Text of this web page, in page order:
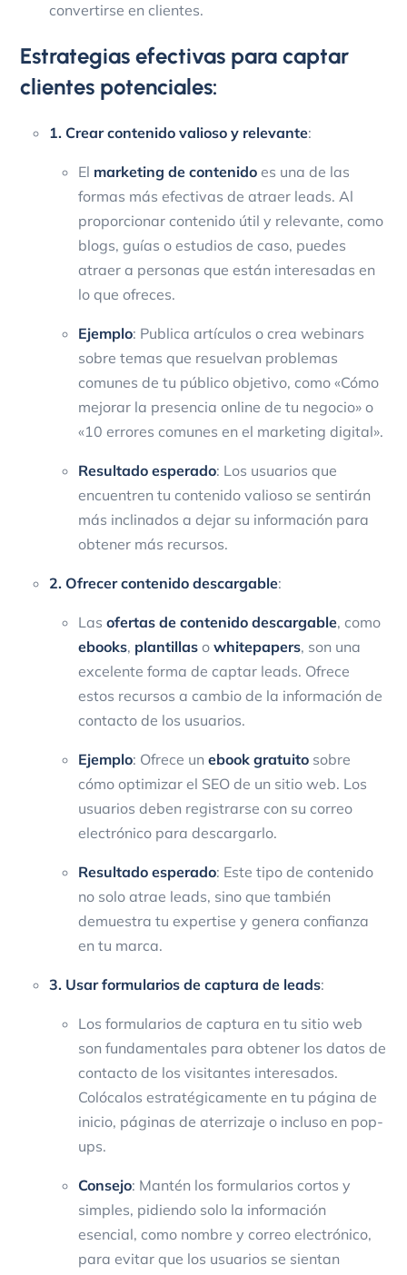
convertirse en clientes.
Estrategias efectivas para captar
clientes potenciales:
1. Crear contenido valioso y relevante:
El marketing de contenido es una de las
formas más efectivas de atraer leads. Al
proporcionar contenido útil y relevante, como
blogs, guías o estudios de caso, puedes
atraer a personas que están interesadas en
lo que ofreces.
Ejemplo: Publica artículos o crea webinars
sobre temas que resuelvan problemas
comunes de tu público objetivo, como «Cómo
mejorar la presencia online de tu negocio» o
«10 errores comunes en el marketing digital».
Resultado esperado: Los usuarios que
encuentren tu contenido valioso se sentirán
más inclinados a dejar su información para
obtener más recursos.
2. Ofrecer contenido descargable:
Las ofertas de contenido descargable, como
ebooks, plantillas o whitepapers, son una
excelente forma de captar leads. Ofrece
estos recursos a cambio de la información de
contacto de los usuarios.
Ejemplo: Ofrece un ebook gratuito sobre
cómo optimizar el SEO de un sitio web. Los
usuarios deben registrarse con su correo
electrónico para descargarlo.
Resultado esperado: Este tipo de contenido
no solo atrae leads, sino que también
demuestra tu expertise y genera confianza
en tu marca.
3. Usar formularios de captura de leads:
Los formularios de captura en tu sitio web
son fundamentales para obtener los datos de
contacto de los visitantes interesados.
Colócalos estratégicamente en tu página de
inicio, páginas de aterrizaje o incluso en pop-
ups.
Consejo: Mantén los formularios cortos y
simples, pidiendo solo la información
esencial, como nombre y correo electrónico,
para evitar que los usuarios se sientan